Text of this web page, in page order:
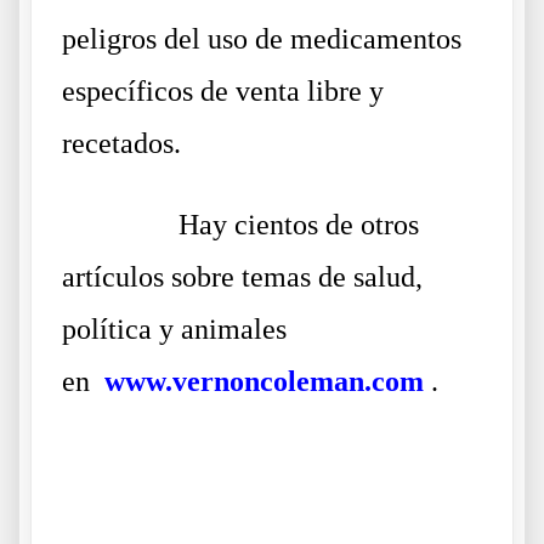
peligros del uso de medicamentos
específicos de venta libre y
recetados.
Hay cientos de otros
artículos sobre temas de salud,
política y animales
en www.vernoncoleman.com .